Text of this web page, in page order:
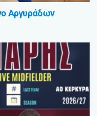
Αργυράδων